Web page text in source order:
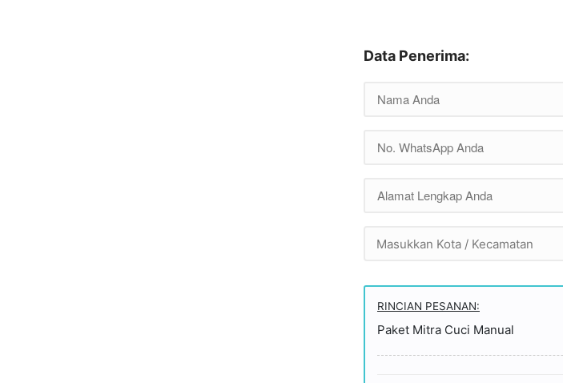
Data Penerima:
Masukkan Kota / Kecamatan
RINCIAN PESANAN:
Paket Mitra Cuci Manual